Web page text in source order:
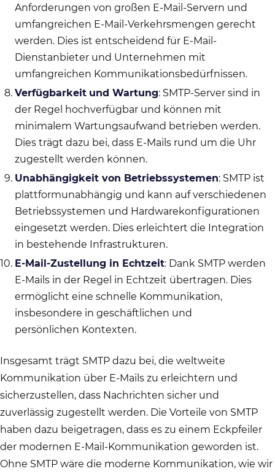
Anforderungen von großen E-Mail-Servern und
umfangreichen E-Mail-Verkehrsmengen gerecht
werden. Dies ist entscheidend für E-Mail-
Dienstanbieter und Unternehmen mit
umfangreichen Kommunikationsbedürfnissen.
Verfügbarkeit und Wartung: SMTP-Server sind in
der Regel hochverfügbar und können mit
minimalem Wartungsaufwand betrieben werden.
Dies trägt dazu bei, dass E-Mails rund um die Uhr
zugestellt werden können.
Unabhängigkeit von Betriebssystemen: SMTP ist
plattformunabhängig und kann auf verschiedenen
Betriebssystemen und Hardwarekonfigurationen
eingesetzt werden. Dies erleichtert die Integration
in bestehende Infrastrukturen.
E-Mail-Zustellung in Echtzeit: Dank SMTP werden
E-Mails in der Regel in Echtzeit übertragen. Dies
ermöglicht eine schnelle Kommunikation,
insbesondere in geschäftlichen und
persönlichen Kontexten.
Insgesamt trägt SMTP dazu bei, die weltweite
Kommunikation über E-Mails zu erleichtern und
sicherzustellen, dass Nachrichten sicher und
zuverlässig zugestellt werden. Die Vorteile von SMTP
haben dazu beigetragen, dass es zu einem Eckpfeiler
der modernen E-Mail-Kommunikation geworden ist.
Ohne SMTP wäre die moderne Kommunikation, wie wir